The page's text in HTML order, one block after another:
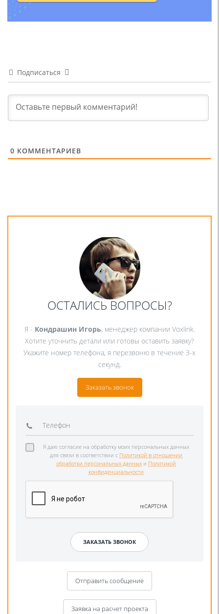
Подписаться
0 КОММЕНТАРИЕВ
ОСТАЛИСЬ ВОПРОСЫ?
Я - Кондрашин Игорь, менеджер компании Voxlink.
Хотите уточнить детали или готовы оставить заявку?
Укажите номер телефона, я перезвоню в течение 3-х
секунд.
Заказать звонок
Я даю согласие на обработку моих персональных данных
для связи в соответствии с Политикой в отношении
обработки персональных данных и Политикой
конфиденциальности
Отправить сообщение
Заявка на расчет проекта